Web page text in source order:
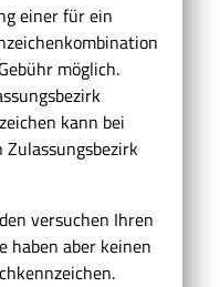
einer für ein
möglich.
kann bei
versuchen Ihren
haben aber keinen